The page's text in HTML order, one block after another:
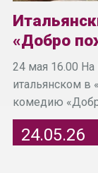
«Добро
24 мая 16.00 На
итальянском в
комедию
24.05.26